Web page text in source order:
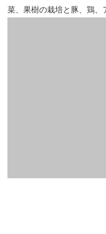
菜、果樹の栽培と豚、鶏、